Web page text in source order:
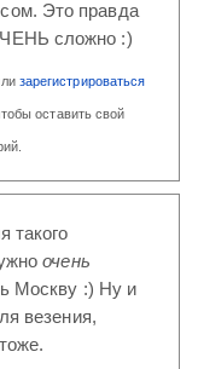
Это правда
сложно :)
зарегистрироваться
оставить свой
такого
очень
Москву :) Ну и
везения,